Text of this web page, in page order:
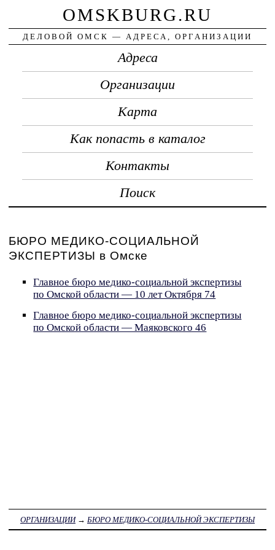
OMSKBURG.RU
ДЕЛОВОЙ ОМСК — АДРЕСА, ОРГАНИЗАЦИИ
Адреса
Организации
Карта
Как попасть в каталог
Контакты
Поиск
БЮРО МЕДИКО-СОЦИАЛЬНОЙ
ЭКСПЕРТИЗЫ в Омске
Главное бюро медико-социальной экспертизы
по Омской области — 10 лет Октября 74
Главное бюро медико-социальной экспертизы
по Омской области — Маяковского 46
ОРГАНИЗАЦИИ→ БЮРО МЕДИКО-СОЦИАЛЬНОЙ ЭКСПЕРТИЗЫ